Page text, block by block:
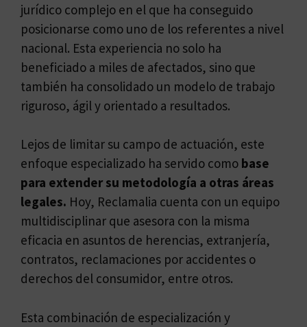
jurídico complejo en el que ha conseguido
posicionarse como uno de los referentes a nivel
nacional. Esta experiencia no solo ha
beneficiado a miles de afectados, sino que
también ha consolidado un modelo de trabajo
riguroso, ágil y orientado a resultados.
Lejos de limitar su campo de actuación, este
enfoque especializado ha servido como base
para extender su metodología a otras áreas
legales. Hoy, Reclamalia cuenta con un equipo
multidisciplinar que asesora con la misma
eficacia en asuntos de herencias, extranjería,
contratos, reclamaciones por accidentes o
derechos del consumidor, entre otros.
Esta combinación de especialización y